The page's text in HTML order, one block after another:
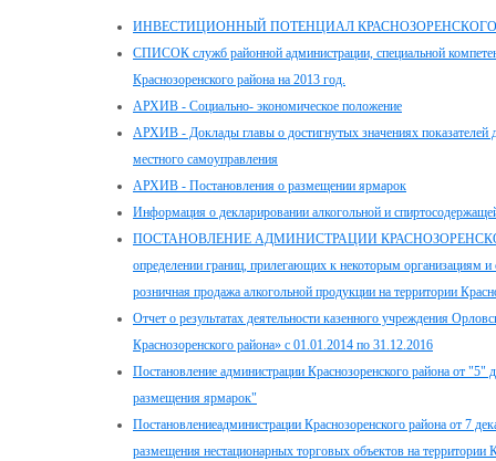
ИНВЕСТИЦИОННЫЙ ПОТЕНЦИАЛ
СПИСОК служб районной администрации, специальной
Краснозоренского района на 2013 год.
АРХИВ - Социально- экономическое положение
АРХИВ - Доклады главы о достигнутых значениях показателей
местного самоуправления
АРХИВ - Постановления о размещении ярмарок
Информация о декларировании алкогольной и
ПОСТАНОВЛЕНИЕ АДМИНИСТРАЦИИ
определении границ, прилегающих к некоторым организациям и
розничная продажа алкогольной продукции на территории
Отчет о результатах деятельности казенного учреждения
Краснозоренского района» с 01.01.2014 по 31.12.2016
Постановление администрации Краснозоренского района от
размещения ярмарок"
Постановлениеадминистрации Краснозоренского района от 7
размещения нестационарных торговых объектов на территории